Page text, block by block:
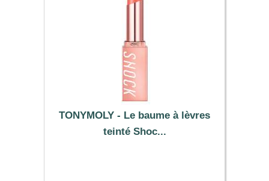
TONYMOLY - Le baume à lèvres
teinté Shoc...